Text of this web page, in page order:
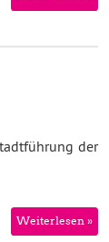
der
Weiterlesen »